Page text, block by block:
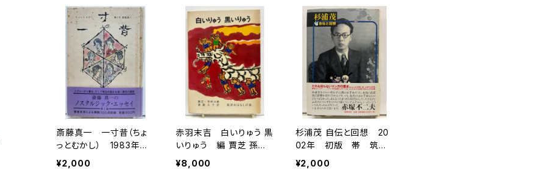
斎藤真一 一寸昔（ちょ
っとむかし） 1983年
初版 青英舎
¥2,000
赤羽末吉 白いりゅう 黒
いりゅう 編 賈芝 孫剣
冰 君島久子 編 1964
年 初版 函 岩波書
¥8,000
杉浦茂 自伝と回想 20
02年 初版 帯 筑摩
書房
¥2,000